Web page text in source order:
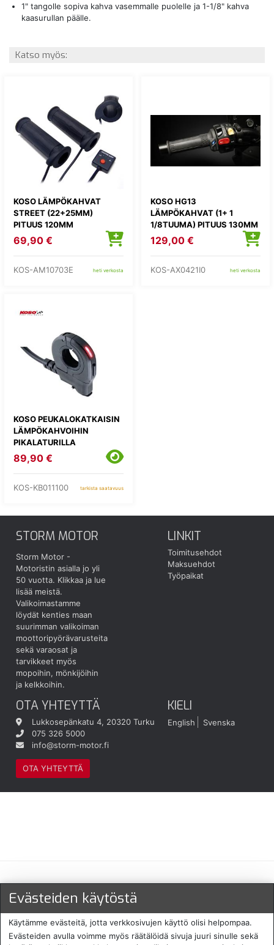
1" tangolle sopiva kahva vasemmalle puolelle ja 1-1/8" kahva
kaasurullan päälle.
Katso myös:
KOSO LÄMPÖKAHVAT
STREET (22+25MM)
PITUUS 120MM
69,90 €
KOS-AM10703E heti verkosta
KOSO HG13
LÄMPÖKAHVAT (1+ 1
1/8TUUMA) PITUUS 130MM
129,00 €
KOS-AX0421I0 heti verkosta
KOSO PEUKALOKATKAISIN
LÄMPÖKAHVOIHIN
PIKALATURILLA
89,90 €
KOS-KB011100 tarkista saatavuus
STORM MOTOR
Storm Motor -
Motoristin asialla jo yli
50 vuotta. Klikkaa ja lue
lisää meistä.
Valikoimastamme
löydät kenties maan
suurimman valikoiman
moottoripyörävarusteita
sekä varaosat ja
tarvikkeet myös
mopoihin, mönkijöihin
ja kelkkoihin.
LINKIT
Toimitusehdot
Maksuehdot
Työpaikat
OTA YHTEYTTÄ
Lukkosepänkatu 4, 20320 Turku
075 326 5000
info@storm-motor.fi
OTA YHTEYTTÄ
KIELI
English Svenska
Maksu- ja toimitustavat
Evästeiden käytöstä
Käytämme evästeitä, jotta verkkosivujen käyttö olisi helpompaa.
Evästeiden avulla voimme myös räätälöidä sivuja juuri sinulle sekä